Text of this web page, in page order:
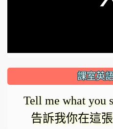
課室英
Tell me what you
告訴我你在這